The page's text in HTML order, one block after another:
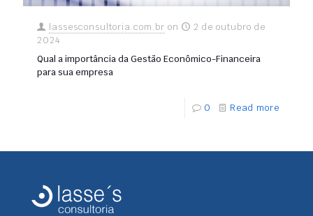
lassesconsultoria.com.br on
2 de outubro de
2024
Qual a importância da Gestão Econômico-Financeira
para sua empresa
0 Read more